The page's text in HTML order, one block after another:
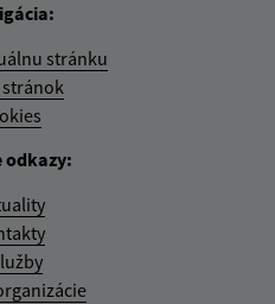
stránku
stránok
odkazy: